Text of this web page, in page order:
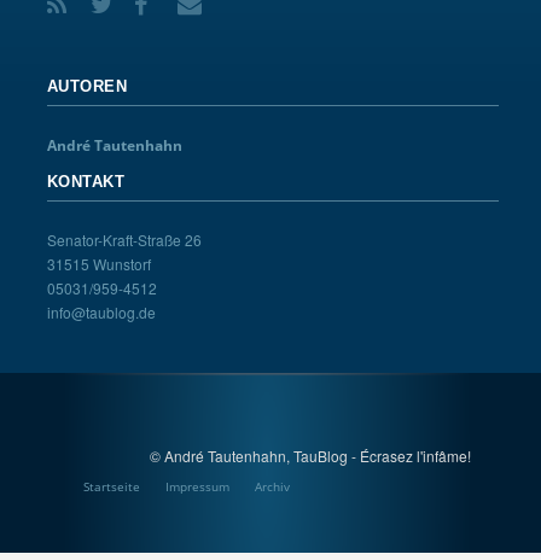
AUTOREN
André Tautenhahn
KONTAKT
Senator-Kraft-Straße 26
31515 Wunstorf
05031/959-4512
info@taublog.de
© André Tautenhahn, TauBlog - Écrasez l'infâme!
Startseite Impressum Archiv